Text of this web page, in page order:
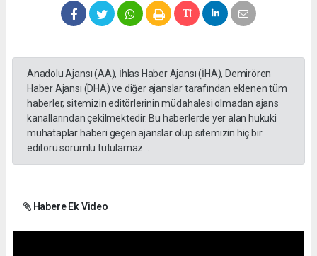
Anadolu Ajansı (AA), İhlas Haber Ajansı (İHA), Demirören
Haber Ajansı (DHA) ve diğer ajanslar tarafından eklenen tüm
haberler, sitemizin editörlerinin müdahalesi olmadan ajans
kanallarından çekilmektedir. Bu haberlerde yer alan hukuki
muhataplar haberi geçen ajanslar olup sitemizin hiç bir
editörü sorumlu tutulamaz...
Habere Ek Video